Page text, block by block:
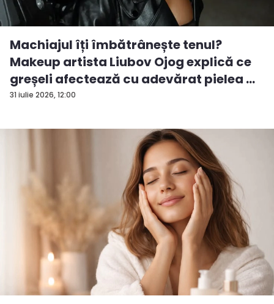
31 iulie 2026, 12:00
Machiajul îți îmbătrânește tenul?
Makeup artista Liubov Ojog explică ce
greșeli afectează cu adevărat pielea ...